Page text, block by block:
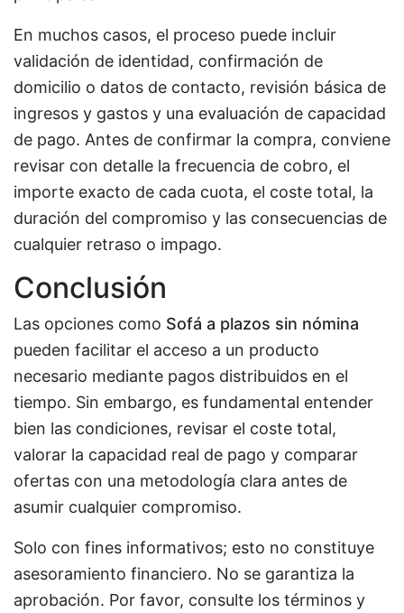
En muchos casos, el proceso puede incluir
validación de identidad, confirmación de
domicilio o datos de contacto, revisión básica de
ingresos y gastos y una evaluación de capacidad
de pago. Antes de confirmar la compra, conviene
revisar con detalle la frecuencia de cobro, el
importe exacto de cada cuota, el coste total, la
duración del compromiso y las consecuencias de
cualquier retraso o impago.
Conclusión
Las opciones como Sofá a plazos sin nómina
pueden facilitar el acceso a un producto
necesario mediante pagos distribuidos en el
tiempo. Sin embargo, es fundamental entender
bien las condiciones, revisar el coste total,
valorar la capacidad real de pago y comparar
ofertas con una metodología clara antes de
asumir cualquier compromiso.
Solo con fines informativos; esto no constituye
asesoramiento financiero. No se garantiza la
aprobación. Por favor, consulte los términos y